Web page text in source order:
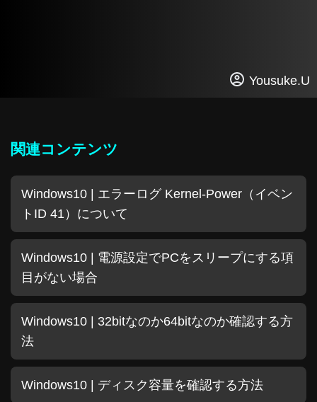
Yousuke.U
関連コンテンツ
Windows10 | エラーログ Kernel-Power（イベン
トID 41）について
Windows10 | 電源設定でPCをスリープにする項
目がない場合
Windows10 | 32bitなのか64bitなのか確認する方
法
Windows10 | ディスク容量を確認する方法